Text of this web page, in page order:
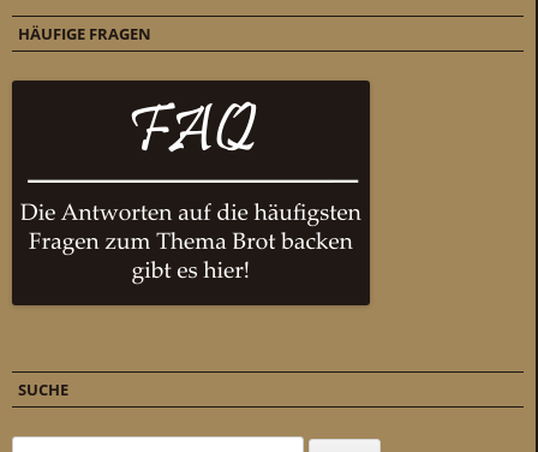
HÄUFIGE FRAGEN
SUCHE